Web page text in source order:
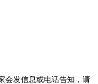
会发信息或电话告知，请